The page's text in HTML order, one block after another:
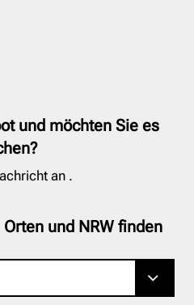
und möchten Sie es
an .
und NRW finden